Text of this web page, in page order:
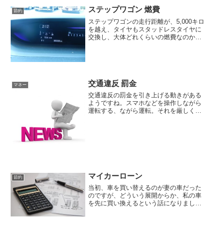
節約 ステップワゴン 燃費
ステップワゴンの走行距離が、5,000キロ
を越え、タイヤもスタッドレスタイヤに
交換し、大体どれくらいの燃費なのか、
マネー 交通違反 罰金
交通違反の罰金を引き上げる動きがある
ようですね。スマホなどを操作しながら
運転する、ながら運転。それを厳しく取
節約 マイカーローン
当初、車を買い替えるのが妻の車だった
のですが、どういう展開からか、私の車
を先に買い換えるという話になりまし